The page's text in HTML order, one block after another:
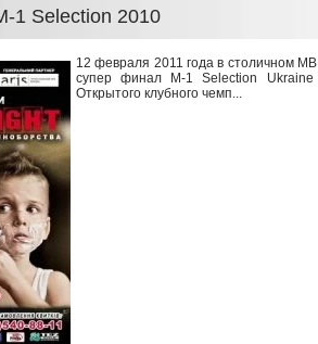
1 Selection 2010
12 февраля 2011 года в столичном
супер финал M-1 Selection
Открытого клубного чемп...